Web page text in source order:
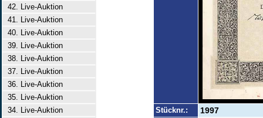
42. Live-Auktion
41. Live-Auktion
40. Live-Auktion
39. Live-Auktion
38. Live-Auktion
37. Live-Auktion
36. Live-Auktion
35. Live-Auktion
34. Live-Auktion
Stücknr.: 1997